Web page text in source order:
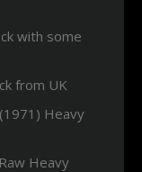
with some
from UK
Heavy
Heavy